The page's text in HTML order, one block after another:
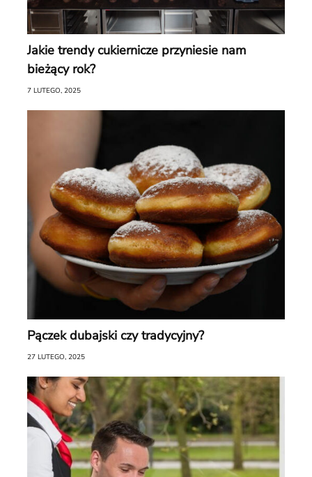
Jakie trendy cukiernicze przyniesie nam
bieżący rok?
7 LUTEGO, 2025
Pączek dubajski czy tradycyjny?
27 LUTEGO, 2025